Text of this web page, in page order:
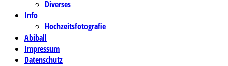
Diverses
Info
Hochzeitsfotografie
Abiball
Impressum
Datenschutz